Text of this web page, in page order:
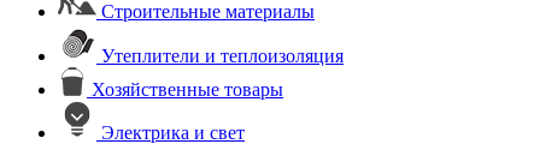
Строительные материалы
Утеплители и теплоизоляция
Хозяйственные товары
Электрика и свет